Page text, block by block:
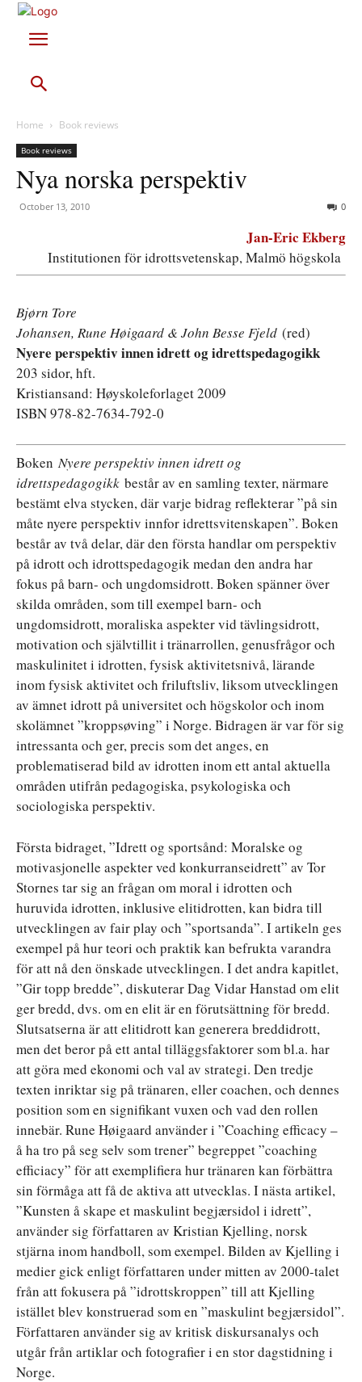
Home Book reviews
Book reviews
Nya norska perspektiv
October 13, 2010 0
Jan-Eric Ekberg
Institutionen för idrottsvetenskap, Malmö högskola
Bjørn Tore
Johansen, Rune Høigaard & John Besse Fjeld (red)
Nyere perspektiv innen idrett og idrettspedagogikk
203 sidor, hft.
Kristiansand: Høyskoleforlaget 2009
ISBN 978-82-7634-792-0
Boken Nyere perspektiv innen idrett og
idrettspedagogikk består av en samling texter, närmare
bestämt elva stycken, där varje bidrag reflekterar ”på sin
måte nyere perspektiv innfor idrettsvitenskapen”. Boken
består av två delar, där den första handlar om perspektiv
på idrott och idrottspedagogik medan den andra har
fokus på barn- och ungdomsidrott. Boken spänner över
skilda områden, som till exempel barn- och
ungdomsidrott, moraliska aspekter vid tävlingsidrott,
motivation och självtillit i tränarrollen, genusfrågor och
maskulinitet i idrotten, fysisk aktivitetsnivå, lärande
inom fysisk aktivitet och friluftsliv, liksom utvecklingen
av ämnet idrott på universitet och högskolor och inom
skolämnet ”kroppsøving” i Norge. Bidragen är var för sig
intressanta och ger, precis som det anges, en
problematiserad bild av idrotten inom ett antal aktuella
områden utifrån pedagogiska, psykologiska och
sociologiska perspektiv.
Första bidraget, ”Idrett og sportsånd: Moralske og
motivasjonelle aspekter ved konkurranseidrett” av Tor
Stornes tar sig an frågan om moral i idrotten och
huruvida idrotten, inklusive elitidrotten, kan bidra till
utvecklingen av fair play och ”sportsanda”. I artikeln ges
exempel på hur teori och praktik kan befrukta varandra
för att nå den önskade utvecklingen. I det andra kapitlet,
”Gir topp bredde”, diskuterar Dag Vidar Hanstad om elit
ger bredd, dvs. om en elit är en förutsättning för bredd.
Slutsatserna är att elitidrott kan generera breddidrott,
men det beror på ett antal tilläggsfaktorer som bl.a. har
att göra med ekonomi och val av strategi. Den tredje
texten inriktar sig på tränaren, eller coachen, och dennes
position som en signifikant vuxen och vad den rollen
innebär. Rune Høigaard använder i ”Coaching efficacy –
å ha tro på seg selv som trener” begreppet ”coaching
efficiacy” för att exemplifiera hur tränaren kan förbättra
sin förmåga att få de aktiva att utvecklas. I nästa artikel,
”Kunsten å skape et maskulint begjærsidol i idrett”,
använder sig författaren av Kristian Kjelling, norsk
stjärna inom handboll, som exempel. Bilden av Kjelling i
medier gick enligt författaren under mitten av 2000-talet
från att fokusera på ”idrottskroppen” till att Kjelling
istället blev konstruerad som en ”maskulint begjærsidol”.
Författaren använder sig av kritisk diskursanalys och
utgår från artiklar och fotografier i en stor dagstidning i
Norge.